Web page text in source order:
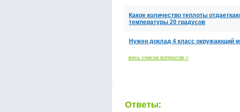
Какое количество теплоты
температуры 20 градусов
Нужен доклад 4 класс окружающий
весь список вопросов >
Ответы: